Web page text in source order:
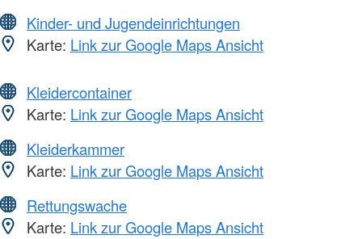
Kinder- und Jugendeinrichtungen
Karte: Link zur Google Maps Ansicht
Kleidercontainer
Karte: Link zur Google Maps Ansicht
Kleiderkammer
Karte: Link zur Google Maps Ansicht
Rettungswache
Karte: Link zur Google Maps Ansicht